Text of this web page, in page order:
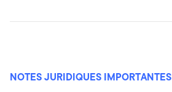
NOTES JURIDIQUES IMPORTANTES